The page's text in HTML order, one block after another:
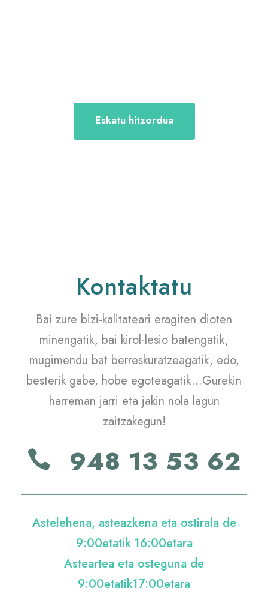
Eskatu hitzordua
Kontaktatu
Bai zure bizi-kalitateari eragiten dioten
minengatik, bai kirol-lesio batengatik,
mugimendu bat berreskuratzeagatik, edo,
besterik gabe, hobe egoteagatik...Gurekin
harreman jarri eta jakin nola lagun
zaitzakegun!
948 13 53 62
Astelehena, asteazkena eta ostirala de
9:00etatik 16:00etara
Asteartea eta osteguna de
9:00etatik17:00etara